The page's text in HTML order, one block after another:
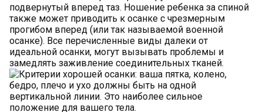
подвернутый вперед таз. Ношение ребенка за спиной
также может приводить к осанке с чрезмерным
прогибом вперед (или так называемой военной
осанке). Все перечисленные виды далеки от
идеальной осанки, могут вызывать проблемы и
замедлять заживление соединительных тканей.